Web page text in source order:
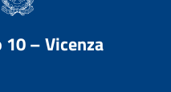
– Vicenza